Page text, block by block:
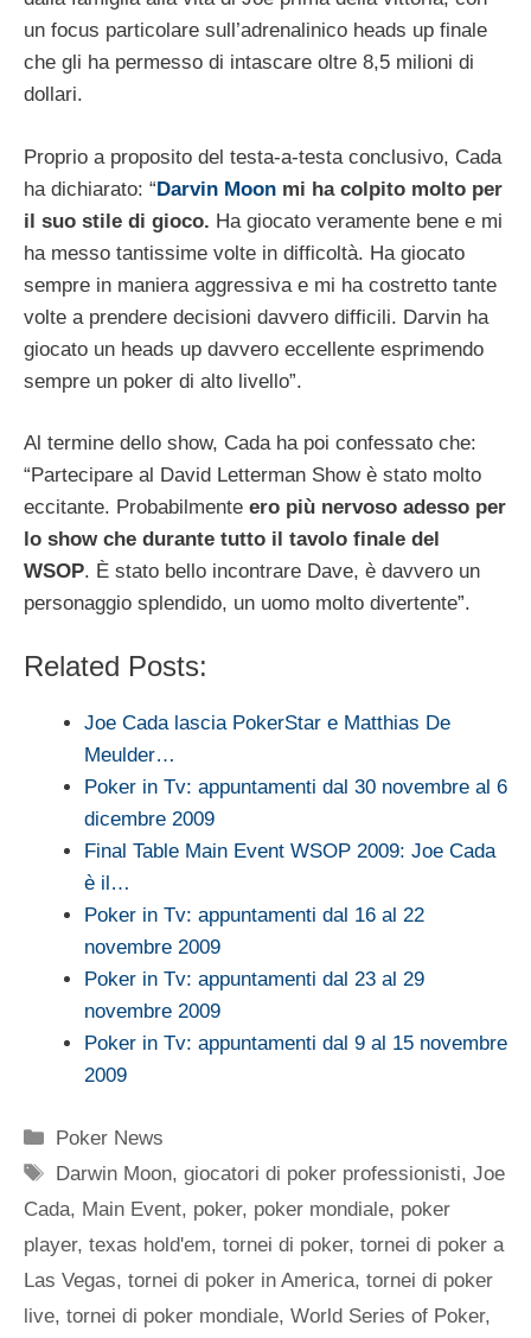
un focus particolare sull’adrenalinico heads up finale
che gli ha permesso di intascare oltre 8,5 milioni di
dollari.
Proprio a proposito del testa-a-testa conclusivo, Cada
ha dichiarato: “Darvin Moon mi ha colpito molto per
il suo stile di gioco. Ha giocato veramente bene e mi
ha messo tantissime volte in difficoltà. Ha giocato
sempre in maniera aggressiva e mi ha costretto tante
volte a prendere decisioni davvero difficili. Darvin ha
giocato un heads up davvero eccellente esprimendo
sempre un poker di alto livello”.
Al termine dello show, Cada ha poi confessato che:
“Partecipare al David Letterman Show è stato molto
eccitante. Probabilmente ero più nervoso adesso per
lo show che durante tutto il tavolo finale del
WSOP. È stato bello incontrare Dave, è davvero un
personaggio splendido, un uomo molto divertente”.
Related Posts:
Joe Cada lascia PokerStar e Matthias De
Meulder…
Poker in Tv: appuntamenti dal 30 novembre al 6
dicembre 2009
Final Table Main Event WSOP 2009: Joe Cada
è il…
Poker in Tv: appuntamenti dal 16 al 22
novembre 2009
Poker in Tv: appuntamenti dal 23 al 29
novembre 2009
Poker in Tv: appuntamenti dal 9 al 15 novembre
2009
Categorie
Poker News
Tag
Darwin Moon,giocatori di poker professionisti,Joe
Cada, Main Event, poker, poker mondiale, poker
player, texas hold'em, tornei di poker, tornei di poker a
Las Vegas, tornei di poker in America, tornei di poker
live, tornei di poker mondiale, World Series of Poker,